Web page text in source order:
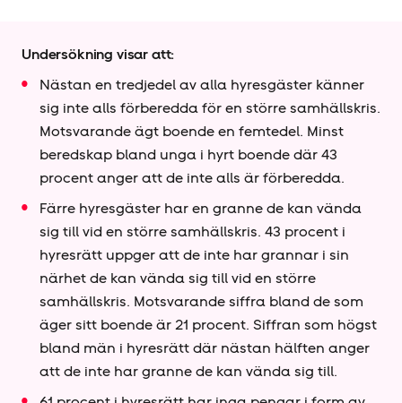
Undersökning visar att:
Nästan en tredjedel av alla hyresgäster känner
sig inte alls förberedda för en större samhällskris.
Motsvarande ägt boende en femtedel. Minst
beredskap bland unga i hyrt boende där 43
procent anger att de inte alls är förberedda.
Färre hyresgäster har en granne de kan vända
sig till vid en större samhällskris. 43 procent i
hyresrätt uppger att de inte har grannar i sin
närhet de kan vända sig till vid en större
samhällskris. Motsvarande siffra bland de som
äger sitt boende är 21 procent. Siffran som högst
bland män i hyresrätt där nästan hälften anger
att de inte har granne de kan vända sig till.